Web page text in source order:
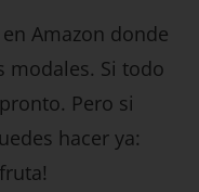
Amazon donde
modales. Si todo
Pero si
hacer ya: